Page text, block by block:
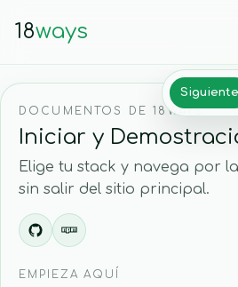
18ways
Siguiente
DOCUMENTOS DE 18WAYS
Iniciar y
Elige tu stack y navega por
sin salir del sitio principal.
EMPIEZA AQUÍ